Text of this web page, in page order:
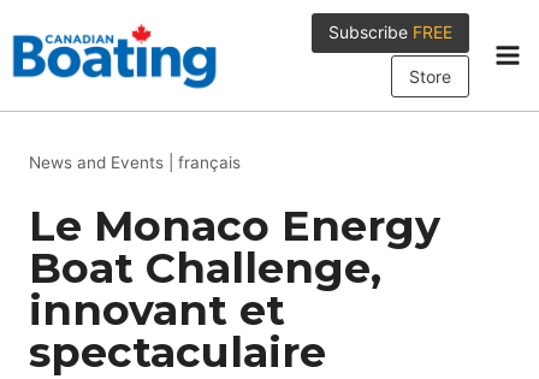
to
content
Subscribe FREE
Store
News and Events français
Le Monaco Energy
Boat Challenge,
innovant et
spectaculaire